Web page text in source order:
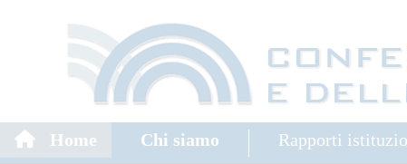
Home Chi siamo Rapporti